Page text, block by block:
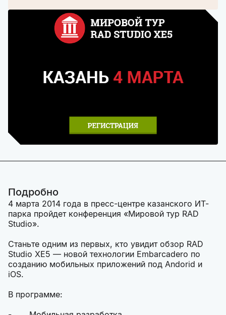
Подробно
4 марта 2014 года в пресс-центре казанского ИТ-
парка пройдет конференция «Мировой тур RAD
Studio».
Станьте одним из первых, кто увидит обзор RAD
Studio XE5 — новой технологии Embarcadero по
созданию мобильных приложений под Andorid и
iOS.
В программе: